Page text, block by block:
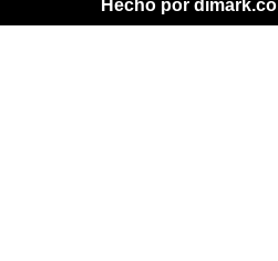
Hecho por dimark.co